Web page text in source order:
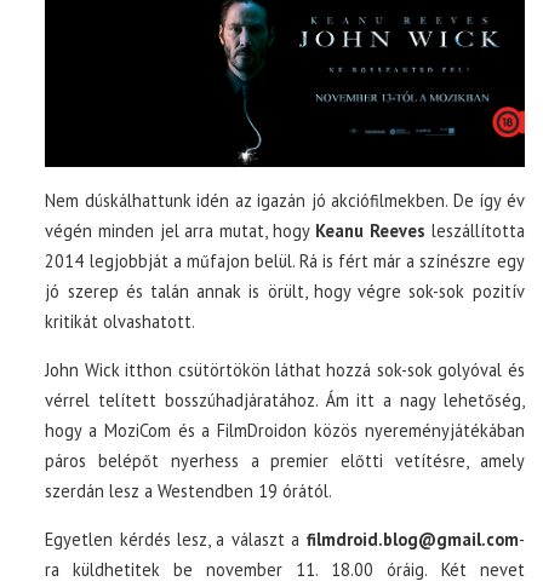
Nem dúskálhattunk idén az igazán jó akciófilmekben. De így év
végén minden jel arra mutat, hogyKeanu Reeves leszállította
2014 legjobbját a műfajon belül. Rá is fért már a színészre egy
jó szerep és talán annak is örült, hogy végre sok-sok pozitív
kritikát olvashatott.
John Wick itthon csütörtökön láthat hozzá sok-sok golyóval és
vérrel telített bosszúhadjáratához. Ám itt a nagy lehetőség,
hogy a MoziCom és a FilmDroidon közös nyereményjátékában
páros belépőt nyerhess a premier előtti vetítésre, amely
szerdán lesz a Westendben 19 órától.
Egyetlen kérdés lesz, a választ a filmdroid.blog@gmail.com-
ra küldhetitek be november 11. 18.00 óráig. Két nevet